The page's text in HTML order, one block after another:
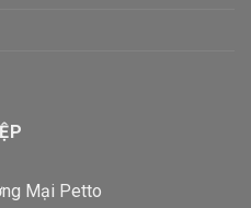
Mại Petto